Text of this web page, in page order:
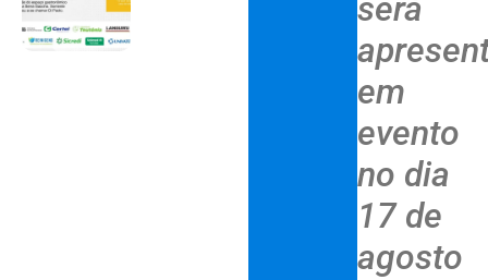
será
em
evento
no dia
17 de
agosto